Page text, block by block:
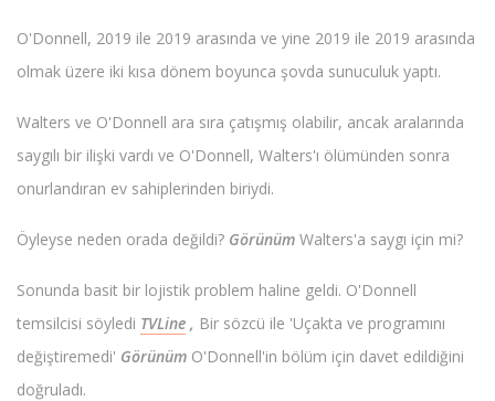
O'Donnell, 2019 ile 2019 arasında ve yine 2019 ile 2019 arasında
olmak üzere iki kısa dönem boyunca şovda sunuculuk yaptı.
Walters ve O'Donnell ara sıra çatışmış olabilir, ancak aralarında
saygılı bir ilişki vardı ve O'Donnell, Walters'ı ölümünden sonra
onurlandıran ev sahiplerinden biriydi.
Öyleyse neden orada değildi? Görünüm Walters'a saygı için mi?
Sonunda basit bir lojistik problem haline geldi. O'Donnell
temsilcisi söyledi TVLine , Bir sözcü ile 'Uçakta ve programını
değiştiremedi' Görünüm O'Donnell'in bölüm için davet edildiğini
doğruladı.